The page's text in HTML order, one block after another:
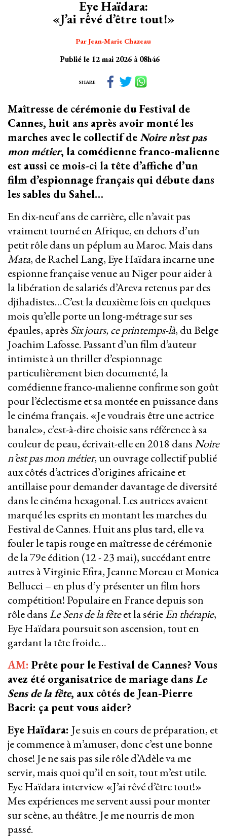
Eye Haïdara:
«J’ai rêvé d’être tout!»
Par Jean-Marie Chazeau
Publié le 12 mai 2026 à 08h46
SHARE
Maîtresse de cérémonie du Festival de
Cannes, huit ans après avoir monté les
marches avec le collectif de Noire n’est pas
mon métier, la comédienne franco-malienne
est aussi ce mois-ci la tête d’affiche d’un
film d’espionnage français qui débute dans
les sables du Sahel…
En dix-neuf ans de carrière, elle n’avait pas
vraiment tourné en Afrique, en dehors d’un
petit rôle dans un péplum au Maroc. Mais dans
Mata, de Rachel Lang, Eye Haïdara incarne une
espionne française venue au Niger pour aider à
la libération de salariés d’Areva retenus par des
djihadistes…C’est la deuxième fois en quelques
mois qu’elle porte un long-métrage sur ses
épaules, après Six jours, ce printemps-là, du Belge
Joachim Lafosse. Passant d’un film d’auteur
intimiste à un thriller d’espionnage
particulièrement bien documenté, la
comédienne franco-malienne confirme son goût
pour l’éclectisme et sa montée en puissance dans
le cinéma français. «Je voudrais être une actrice
banale», c’est-à-dire choisie sans référence à sa
couleur de peau, écrivait-elle en 2018 dans Noire
n’est pas mon métier, un ouvrage collectif publié
aux côtés d’actrices d’origines africaine et
antillaise pour demander davantage de diversité
dans le cinéma hexagonal. Les autrices avaient
marqué les esprits en montant les marches du
Festival de Cannes. Huit ans plus tard, elle va
fouler le tapis rouge en maîtresse de cérémonie
de la 79e édition (12 - 23 mai), succédant entre
autres à Virginie Efira, Jeanne Moreau et Monica
Bellucci – en plus d’y présenter un film hors
compétition! Populaire en France depuis son
rôle dansLe Sens de la fêteet la sérieEn thérapie,
Eye Haïdara poursuit son ascension, tout en
gardant la tête froide…
AM: Prête pour le Festival de Cannes? Vous
avez été organisatrice de mariage dans Le
Sens de la fête, aux côtés de Jean-Pierre
Bacri: ça peut vous aider?
Eye Haïdara: Je suis en cours de préparation, et
je commence à m’amuser, donc c’est une bonne
chose! Je ne sais pas sile rôle d’Adèle va me
servir, mais quoi qu’il en soit, tout m’est utile.
Eye Haïdara interview «J’ai rêvé d’être tout!»
Mes expériences me servent aussi pour monter
sur scène, au théâtre. Je me nourris de mon
passé.